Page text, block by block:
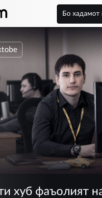
Бо хадамот
хуб фаъолият